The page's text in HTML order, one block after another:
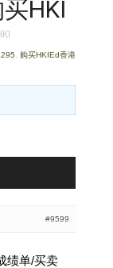
HKI
购买HKIEd香港
#9599
绩单/买卖